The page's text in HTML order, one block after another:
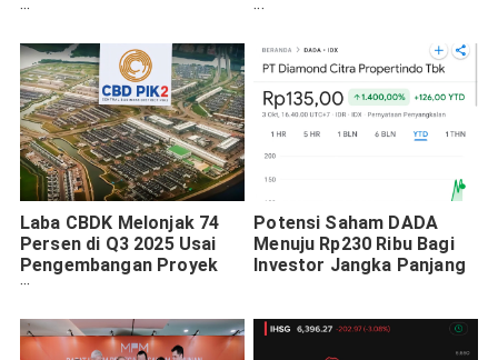
Lewat Satu Pintu
Penjajakan Modal Baru
Laba CBDK Melonjak 74
Persen di Q3 2025 Usai
Pengembangan Proyek
PIK2
Potensi Saham DADA
Menuju Rp230 Ribu Bagi
Investor Jangka Panjang